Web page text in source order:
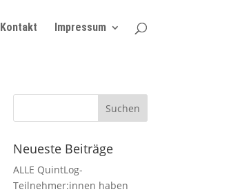
Kontakt Impressum
Neueste Beiträge
ALLE QuintLog-
Teilnehmer:innen haben